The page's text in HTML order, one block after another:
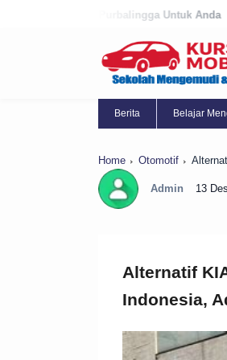
11 Daftar Bengkel
Berita Belajar
Home Otomotif
Admin 13
Alternatif
Indonesia,